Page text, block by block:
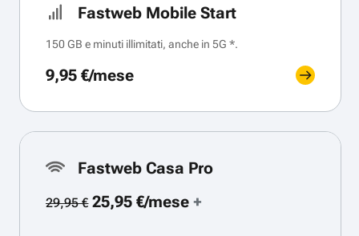
Fastweb Mobile Start
150 GB e minuti illimitati, anche in 5G *.
9,95 €/mese
Fastweb Casa Pro
29,95 €25,95 €/mese+